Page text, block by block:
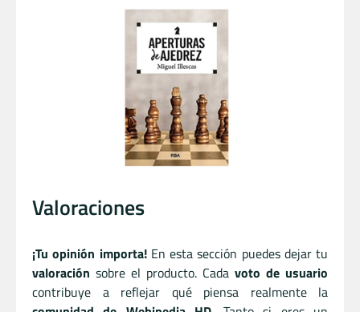
Valoraciones
¡Tu opinión importa!En esta sección puedes dejar tu
valoración sobre el producto. Cada voto de usuario
contribuye a reflejar qué piensa realmente la